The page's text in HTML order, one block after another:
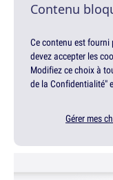
Contenu
Ce contenu est
devez accepter les
Modifiez ce choix à
de la Confidentialité"
Gérer mes